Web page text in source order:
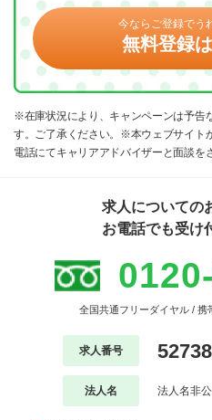
今ならご登録でう
無料登録
※在庫状況により、キャンペーンは予告
す。ご了承ください。※本ウェブサイト
電話にてキャリアアドバイザーと面談を
求人についての
お電話でも受け
全国共通フリーダイヤル / 携
求人番号
法人名 法人名非